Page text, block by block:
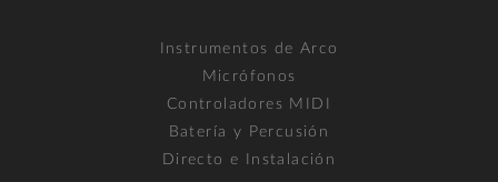
Instrumentos de Arco
Micrófonos
Controladores MIDI
Batería y Percusión
Directo e Instalación